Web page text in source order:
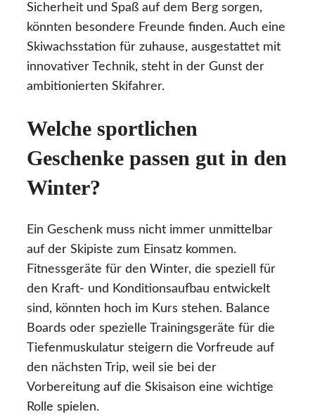
Sicherheit und Spaß auf dem Berg sorgen,
könnten besondere Freunde finden. Auch eine
Skiwachsstation für zuhause, ausgestattet mit
innovativer Technik, steht in der Gunst der
ambitionierten Skifahrer.
Welche sportlichen
Geschenke passen gut in den
Winter?
Ein Geschenk muss nicht immer unmittelbar
auf der Skipiste zum Einsatz kommen.
Fitnessgeräte für den Winter, die speziell für
den Kraft- und Konditionsaufbau entwickelt
sind, könnten hoch im Kurs stehen. Balance
Boards oder spezielle Trainingsgeräte für die
Tiefenmuskulatur steigern die Vorfreude auf
den nächsten Trip, weil sie bei der
Vorbereitung auf die Skisaison eine wichtige
Rolle spielen.